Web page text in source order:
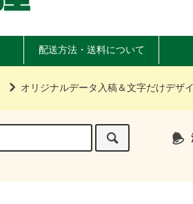
配送方法・送料について
オリジナルデータ入稿＆文字だけデザ